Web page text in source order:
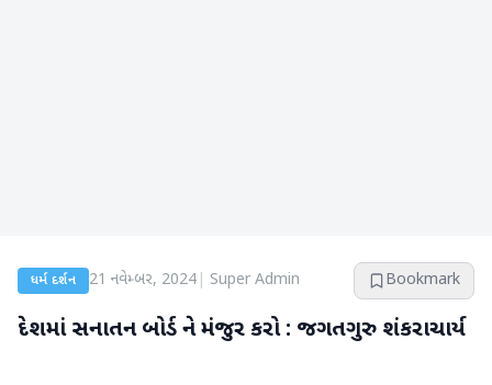
ધર્મ દર્શન 21 નવેમ્બર, 2024| Super Admin Bookmark
દેશમાં સનાતન બોર્ડ ને મંજુર કરો : જગતગુરુ શંકરાચાર્ય